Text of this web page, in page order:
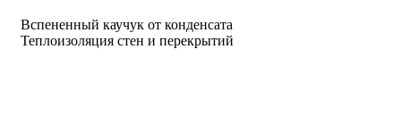
Вспененный каучук от конденсата
Теплоизоляция стен и перекрытий